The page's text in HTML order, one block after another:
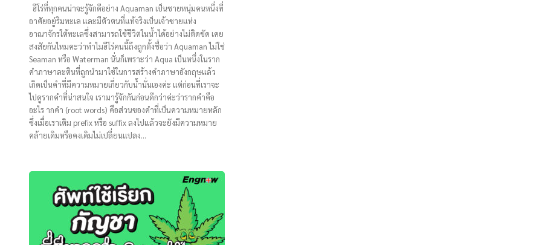
ฮีโร่ที่ทุกคนน่าจะรู้จักดีอย่าง Aquaman เป็นชายหนุ่มคนหนึ่งที่
อาศัยอยู่ริมทะเล และมีตัวตนที่แท้จริงเป็นเจ้าชายแห่ง
อาณาจักรใต้ทะเลซึ่งสามารถใช้ชีวิตในน้ำได้อย่างไม่ติดขัด เคย
สงสัยกันไหมคะว่าทำไมฮีโร่คนนี้ถึงถูกตั้งชื่อว่า Aquaman ไม่ใช่
Seaman หรือ Waterman นั่นก็เพราะว่า Aqua เป็นหนึ่งในราก
คำภาษาละตินที่ถูกนำมาใช้ในการสร้างคำภาษาอังกฤษแล้ว
เกิดเป็นคำที่มีความหมายเกี่ยวกับน้ำนั่นเองค่ะ แต่ก่อนที่เราจะ
ไปดูรากคำที่น่าสนใจ เรามารู้จักกันก่อนดีกว่าค่ะว่ารากคำคือ
อะไร ากคำ (root words) คือส่วนของคำที่เป็นความหมายหลัก
ซึ่งเมื่อเราเติม prefix หรือ suffix ลงไปแล้วจะยังมีความหมาย
คล้ายเดิมหรือคงเดิมไม่เปลี่ยนแปลง...